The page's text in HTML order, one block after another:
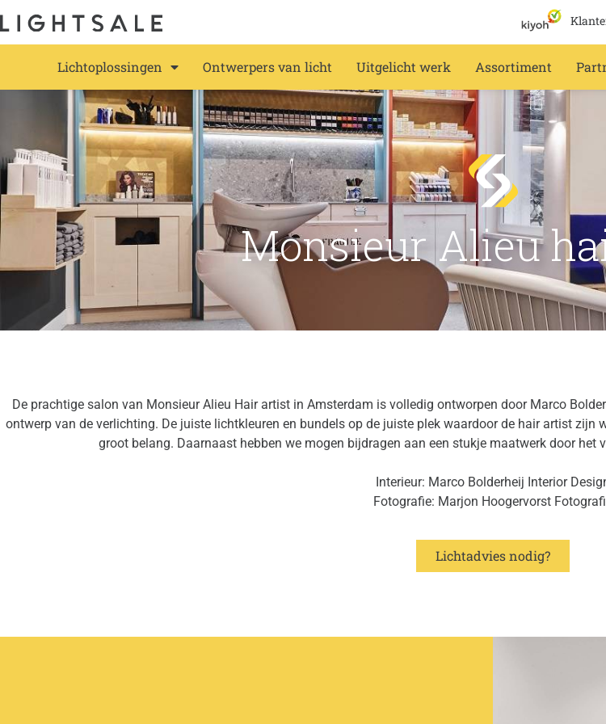
Lichtoplossingen Ontwerpers van licht Uitgelicht werk Assortiment
Monsieur Alieu
De prachtige salon van Monsieur Alieu Hair artist in Amsterdam is volledig ontworpen door Marco
ontwerp van de verlichting. De juiste lichtkleuren en bundels op de juiste plek waardoor de hair artist zijn
groot belang. Daarnaast hebben we mogen bijdragen aan een stukje maatwerk door het
Interieur: Marco Bolderheij Interior
Fotografie: Marjon Hoogervorst
Lichtadvies nodig?